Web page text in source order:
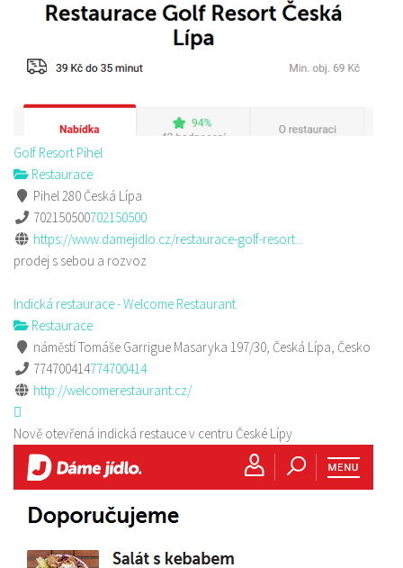
Golf Resort Pihel
Restaurace
Pihel 280 Česká Lípa
702150500702150500
https://www.damejidlo.cz/restaurace-golf-resort...
prodej s sebou a rozvoz
Indická restaurace - Welcome Restaurant
Restaurace
náměstí Tomáše Garrigue Masaryka 197/30, Česká Lípa, Česko
774700414774700414
http://welcomerestaurant.cz/
Nově otevřená indická restauce v centru České Lípy